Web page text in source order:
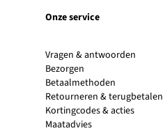
Onze service
Vragen & antwoorden
Bezorgen
Betaalmethoden
Retourneren & terugbetalen
Kortingcodes & acties
Maatadvies